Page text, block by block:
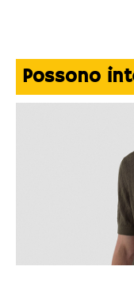
Possono